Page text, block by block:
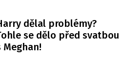
dělal problémy?
se dělo před svatbou
Meghan!